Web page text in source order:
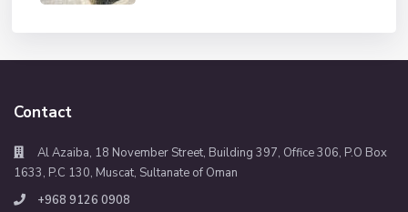
Contact
Al Azaiba, 18 November Street, Building 397, Office 306, P.O Box
1633, P.C 130, Muscat, Sultanate of Oman
+968 9126 0908